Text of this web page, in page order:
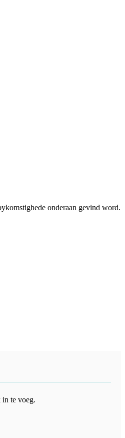
onderaan gevind word.
in te voeg.